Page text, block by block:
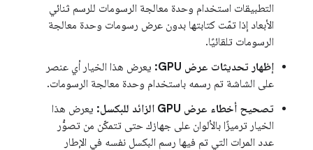
التطبيقات استخدام وحدة معالجة الرسومات للرسم ثنائي
الأبعاد إذا تمّت كتابتها بدون عرض رسومات وحدة معالجة
الرسومات تلقائيًا.
إظهار تحديثات عرض GPU:
يعرض هذا الخيار أي عنصر
على الشاشة تم رسمه باستخدام وحدة معالجة الرسومات.
تصحيح أخطاء عرض GPU الزائد للبكسل:
يعرض هذا
الخيار ترميزًا بالألوان على جهازك حتى تتمكّن من تصوُّر
عدد المرات التي تم فيها رسم البكسل نفسه في الإطار